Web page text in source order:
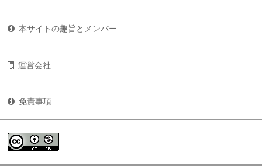
本サイトの趣旨とメンバー
運営会社
免責事項